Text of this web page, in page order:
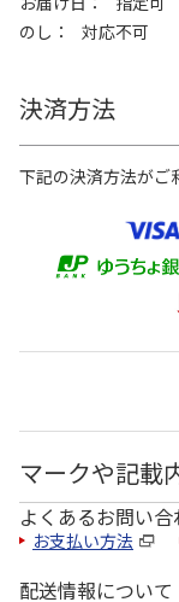
のし
対応不可
決済方法
下記の決済方法がご
マークや記載
よくあるお問い合
お支払い方法
配送情報について